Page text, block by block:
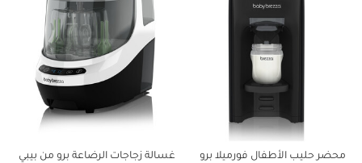
محضر حليب الأطفال فورميلا برو
غسالة زجاجات الرضاعة برو من بيبي